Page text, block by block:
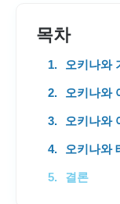
목차
오키나와
오키나와
오키나와
오키나와
결론